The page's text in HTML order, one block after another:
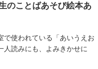
のことばあそび絵本あ
で使われている「あいうえお
人読みにも、よみきかせに